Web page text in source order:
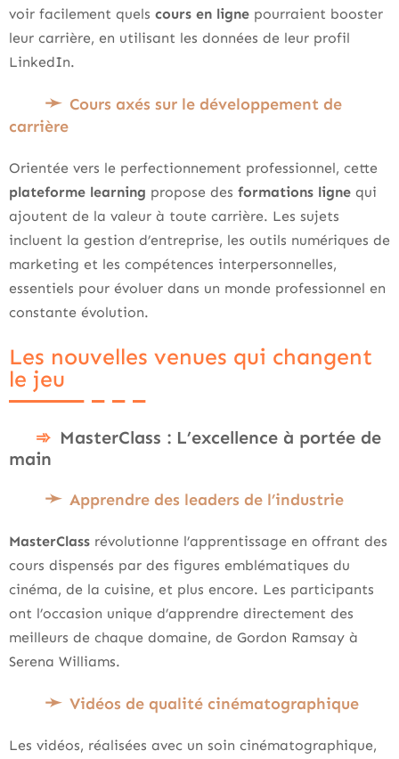
voir facilement quels cours en ligne pourraient booster
leur carrière, en utilisant les données de leur profil
LinkedIn.
Cours axés sur le développement de
carrière
Orientée vers le perfectionnement professionnel, cette
plateforme learning propose des formations ligne qui
ajoutent de la valeur à toute carrière. Les sujets
incluent la gestion d’entreprise, les outils numériques de
marketing et les compétences interpersonnelles,
essentiels pour évoluer dans un monde professionnel en
constante évolution.
Les nouvelles venues qui changent
le jeu
MasterClass : L’excellence à portée de
main
Apprendre des leaders de l’industrie
MasterClass révolutionne l’apprentissage en offrant des
cours dispensés par des figures emblématiques du
cinéma, de la cuisine, et plus encore. Les participants
ont l’occasion unique d’apprendre directement des
meilleurs de chaque domaine, de Gordon Ramsay à
Serena Williams.
Vidéos de qualité cinématographique
Les vidéos, réalisées avec un soin cinématographique,